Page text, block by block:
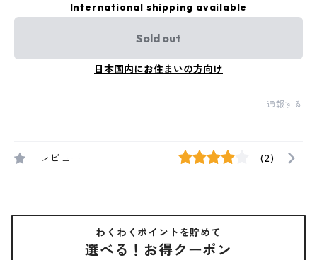
International shipping available
Sold out
日本国内にお住まいの方向け
通報する
レビュー (2)
わくわくポイントを貯めて
選べる！お得クーポン